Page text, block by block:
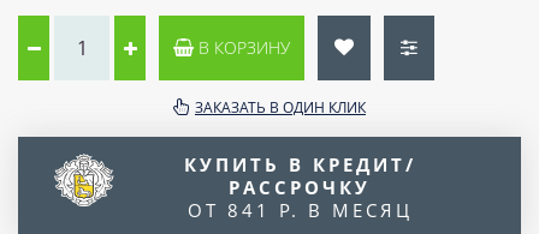
В КОРЗИНУ
ЗАКАЗАТЬ В ОДИН КЛИК
КУПИТЬ В КРЕДИТ/
РАССРОЧКУ
ОТ 841 Р. В МЕСЯЦ